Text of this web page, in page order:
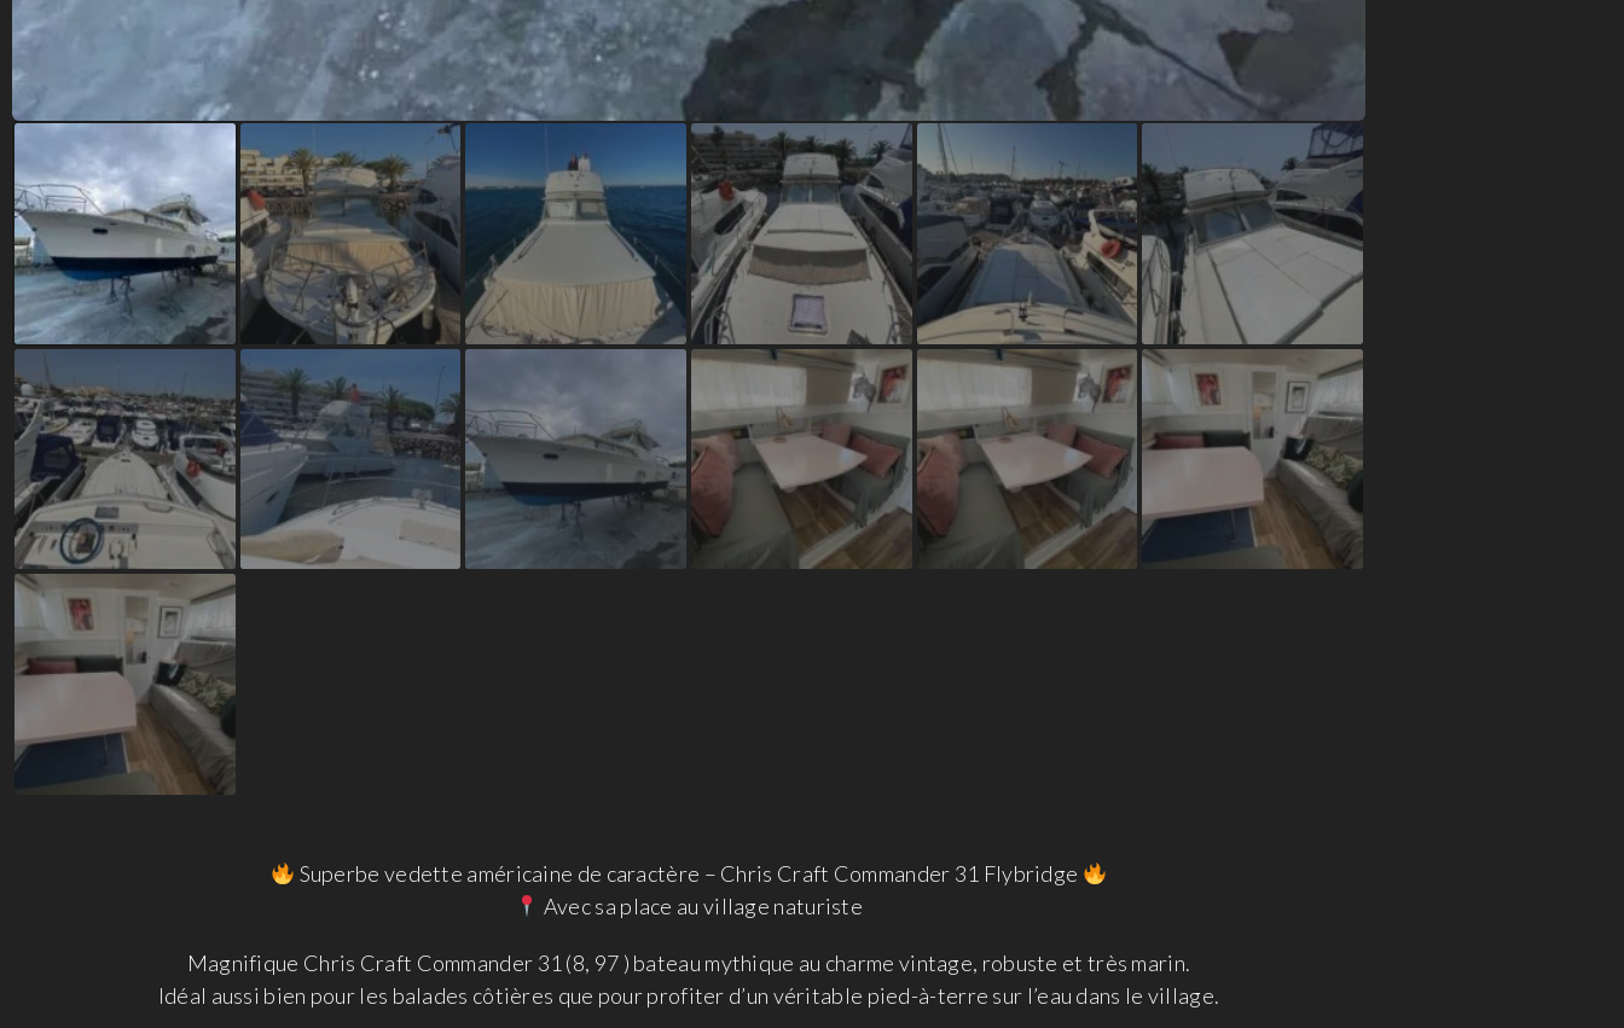
Superbe vedette américaine de caractère – Chris Craft Commander 31 Flybridge
Avec sa place au village naturiste
Magnifique Chris Craft Commander 31 (8, 97 ) bateau mythique au charme vintage, robuste et très marin.
Idéal aussi bien pour les balades côtières que pour profiter d’un véritable pied-à-terre sur l’eau dans le village.